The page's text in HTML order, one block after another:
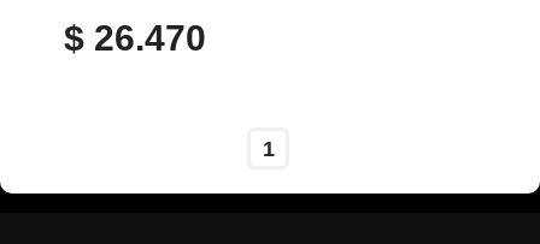
$ 26.470
1